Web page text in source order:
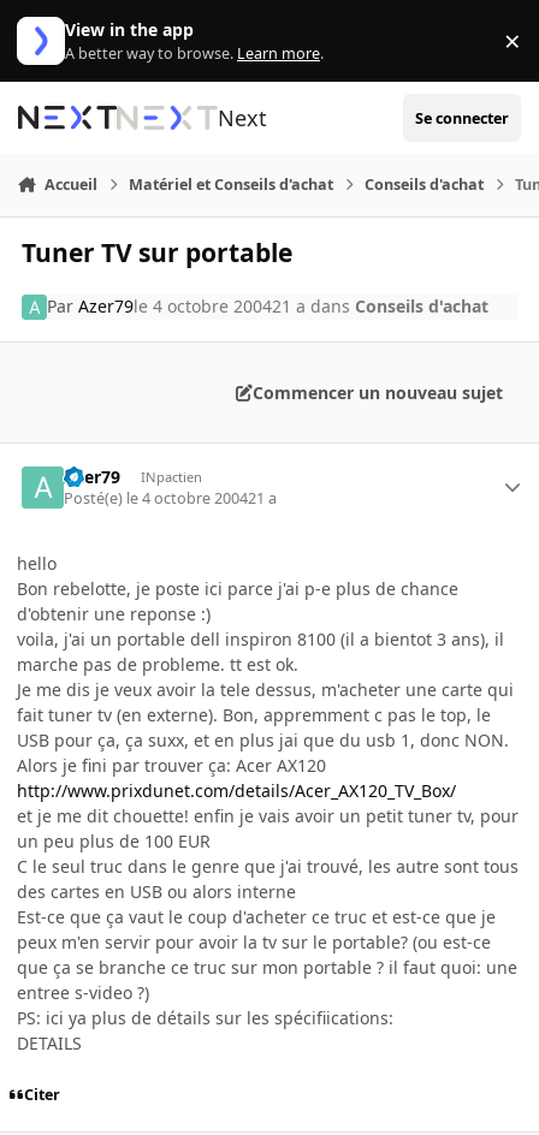
Aller au contenu
View in the app
A better way to browse. Learn more. ×
Next Se connecter
Accueil Matériel et Conseils d'achat Conseils d'achat
Tuner TV sur portable
ParAzer79le 4 octobre 200421 a dans Conseils d'achat
Commencer un nouveau sujet
Azer79 INpactien
Posté(e) le 4 octobre 200421 a
hello
Bon rebelotte, je poste ici parce j'ai p-e plus de chance
d'obtenir une reponse :)
voila, j'ai un portable dell inspiron 8100 (il a bientot 3 ans), il
marche pas de probleme. tt est ok.
Je me dis je veux avoir la tele dessus, m'acheter une carte qui
fait tuner tv (en externe). Bon, appremment c pas le top, le
USB pour ça, ça suxx, et en plus jai que du usb 1, donc NON.
Alors je fini par trouver ça: Acer AX120
http://www.prixdunet.com/details/Acer_AX120_TV_Box/
et je me dit chouette! enfin je vais avoir un petit tuner tv, pour
un peu plus de 100 EUR
C le seul truc dans le genre que j'ai trouvé, les autre sont tous
des cartes en USB ou alors interne
Est-ce que ça vaut le coup d'acheter ce truc et est-ce que je
peux m'en servir pour avoir la tv sur le portable? (ou est-ce
que ça se branche ce truc sur mon portable ? il faut quoi: une
entree s-video ?)
PS: ici ya plus de détails sur les spécifiications:
DETAILS
Citer